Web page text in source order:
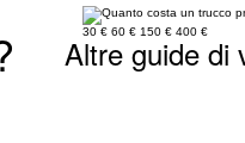
30 € 60 € 150 € 400 €
Altre guide di